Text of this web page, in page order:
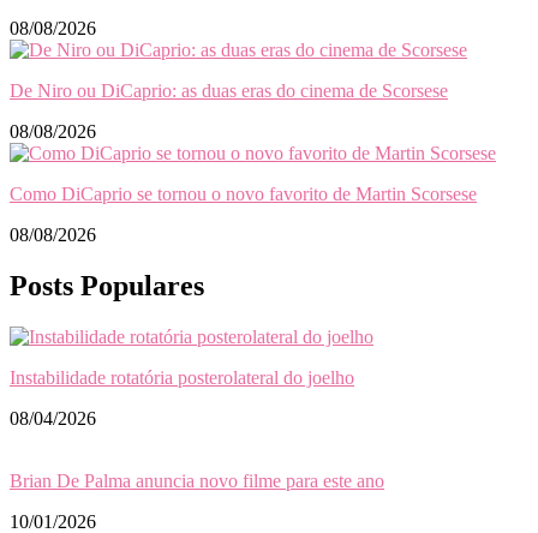
08/08/2026
De Niro ou DiCaprio: as duas eras do cinema de Scorsese
08/08/2026
Como DiCaprio se tornou o novo favorito de Martin Scorsese
08/08/2026
Posts Populares
Instabilidade rotatória posterolateral do joelho
08/04/2026
Brian De Palma anuncia novo filme para este ano
10/01/2026